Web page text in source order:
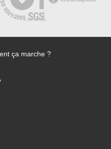
ça marche ?